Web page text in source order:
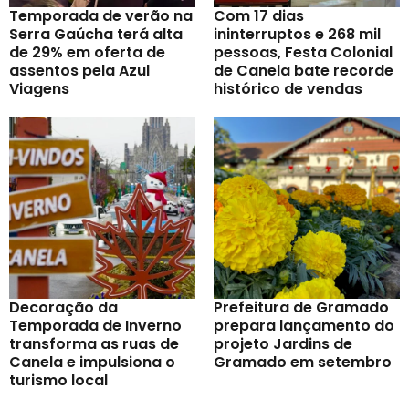
Temporada de verão na
Serra Gaúcha terá alta
de 29% em oferta de
assentos pela Azul
Viagens
Com 17 dias
ininterruptos e 268 mil
pessoas, Festa Colonial
de Canela bate recorde
histórico de vendas
Decoração da
Temporada de Inverno
transforma as ruas de
Canela e impulsiona o
turismo local
Prefeitura de Gramado
prepara lançamento do
projeto Jardins de
Gramado em setembro